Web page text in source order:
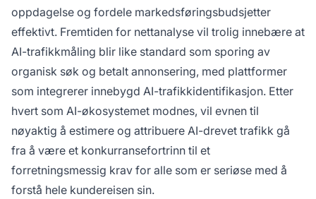
oppdagelse og fordele markedsføringsbudsjetter
effektivt. Fremtiden for nettanalyse vil trolig innebære at
AI-trafikkmåling blir like standard som sporing av
organisk søk og betalt annonsering, med plattformer
som integrerer innebygd AI-trafikkidentifikasjon. Etter
hvert som AI-økosystemet modnes, vil evnen til
nøyaktig å estimere og attribuere AI-drevet trafikk gå
fra å være et konkurransefortrinn til et
forretningsmessig krav for alle som er seriøse med å
forstå hele kundereisen sin.